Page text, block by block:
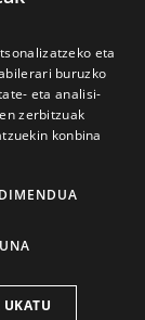
mar. 1a
eta
buruzko
eta analisi-
zerbitzuak
konbina
UKATU